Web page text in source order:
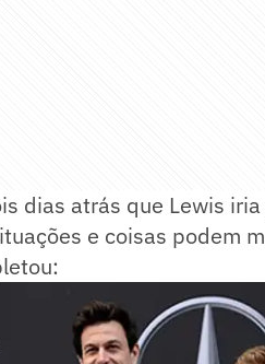
dias atrás que Lewis
e coisas podem